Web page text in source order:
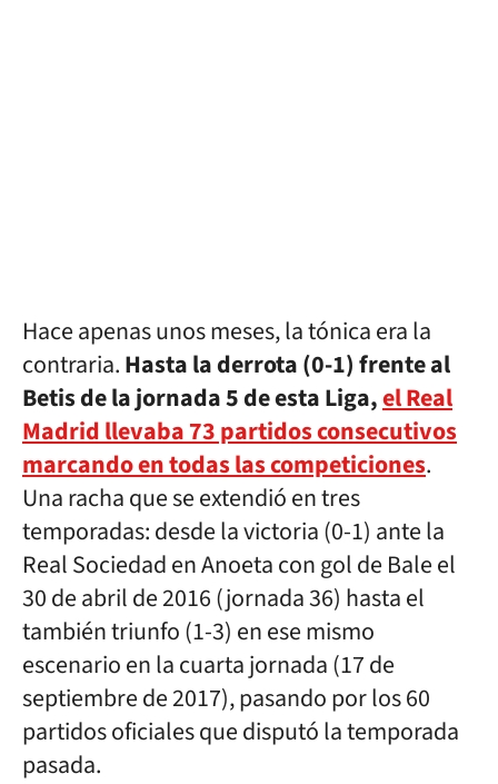
Hace apenas unos meses, la tónica era la
contraria.Hasta la derrota (0-1) frente al
Betis de la jornada 5 de esta Liga,el Real
Madrid llevaba 73 partidos consecutivos
marcando en todas las competiciones.
Una racha que se extendió en tres
temporadas: desde la victoria (0-1) ante la
Real Sociedad en Anoeta con gol de Bale el
30 de abril de 2016 (jornada 36) hasta el
también triunfo (1-3) en ese mismo
escenario en la cuarta jornada (17 de
septiembre de 2017), pasando por los 60
partidos oficiales que disputó la temporada
pasada.